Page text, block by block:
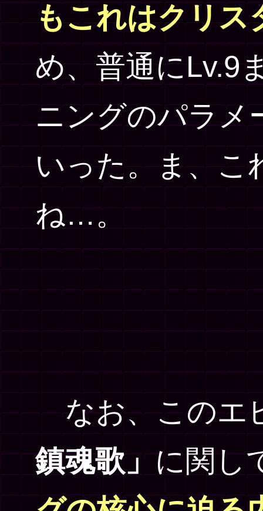
もこれはクリス
め、普通にLv.9
ニングのパラメ
いった。ま、こ
ね…。
なお、このエ
鎮魂歌」に関し